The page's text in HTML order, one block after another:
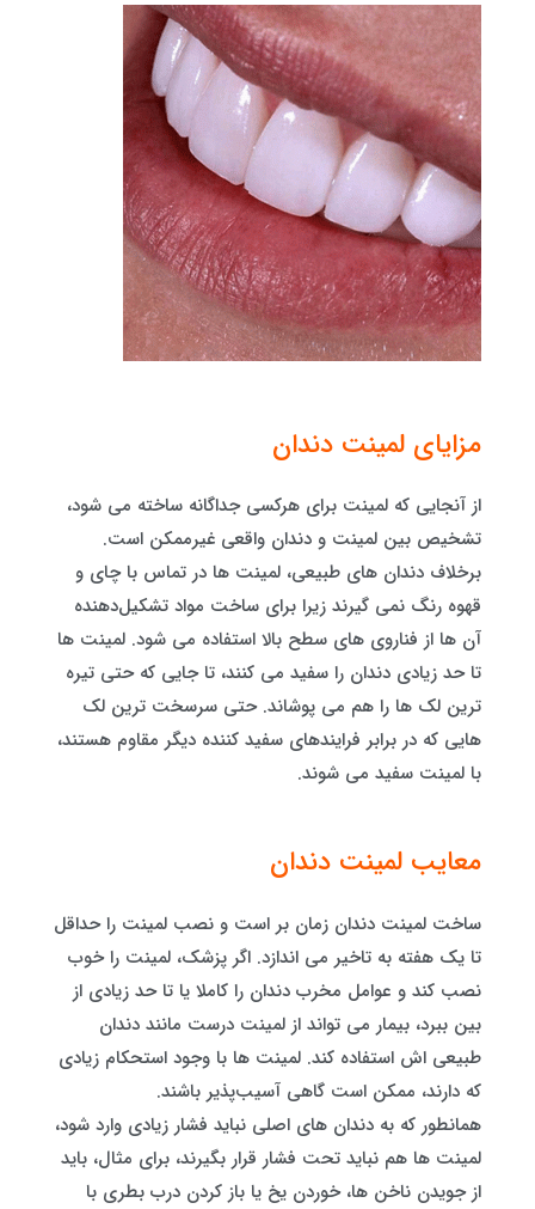
مزایای لمینت دندان
از آنجایی که لمینت برای هرکسی جداگانه ساخته می شود،
تشخیص بین لمینت و دندان واقعی غیرممکن است.
برخلاف دندان های طبیعی، لمینت ها در تماس با چای و
قهوه رنگ نمی گیرند زیرا برای ساخت مواد تشکیل‌دهنده
آن ها از فناروی های سطح بالا استفاده می شود. لمینت ها
تا حد زیادی دندان را سفید می کنند، تا جایی که حتی تیره
ترین لک ها را هم می پوشاند. حتی سرسخت ترین لک
هایی که در برابر فرایندهای سفید کننده دیگر مقاوم هستند،
با لمینت سفید می شوند.
معایب لمینت دندان
ساخت لمینت دندان زمان‌ بر است و نصب لمینت را حداقل
تا یک هفته به تاخیر می اندازد. اگر پزشک، لمینت را خوب
نصب کند و عوامل مخرب دندان را کاملا یا تا حد زیادی از
بین ببرد، بیمار می تواند از لمینت درست مانند دندان
طبیعی‌ اش استفاده کند. لمینت ها با وجود استحکام زیادی
که دارند، ممکن است گاهی آسیب‌پذیر باشند.
همانطور که به دندان های اصلی نباید فشار زیادی وارد شود،
لمینت ها هم نباید تحت فشار قرار بگیرند، برای مثال، باید
از جویدن ناخن ها، خوردن یخ یا باز کردن درب بطری با